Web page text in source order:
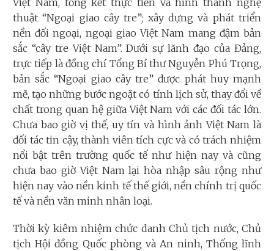
thuật “Ngoại giao cây tre”; xây dựng và phát triển
nền đối ngoại, ngoại giao Việt Nam mang đậm bản
sắc “cây tre Việt Nam”. Dưới sự lãnh đạo của Đảng,
trực tiếp là đồng chí Tổng Bí thư Nguyễn Phú Trọng,
bản sắc “Ngoại giao cây tre” được phát huy mạnh
mẽ, tạo những bước ngoặt có tính lịch sử, thay đổi về
chất trong quan hệ giữa Việt Nam với các đối tác lớn.
Chưa bao giờ vị thế, uy tín và hình ảnh Việt Nam là
đối tác tin cậy, thành viên tích cực và có trách nhiệm
nổi bật trên trường quốc tế như hiện nay và cũng
chưa bao giờ Việt Nam lại hòa nhập sâu rộng như
hiện nay vào nền kinh tế thế giới, nền chính trị quốc
tế và nền văn minh nhân loại.
Thời kỳ kiêm nhiệm chức danh Chủ tịch nước, Chủ
tịch Hội đồng Quốc phòng và An ninh, Thống lĩnh